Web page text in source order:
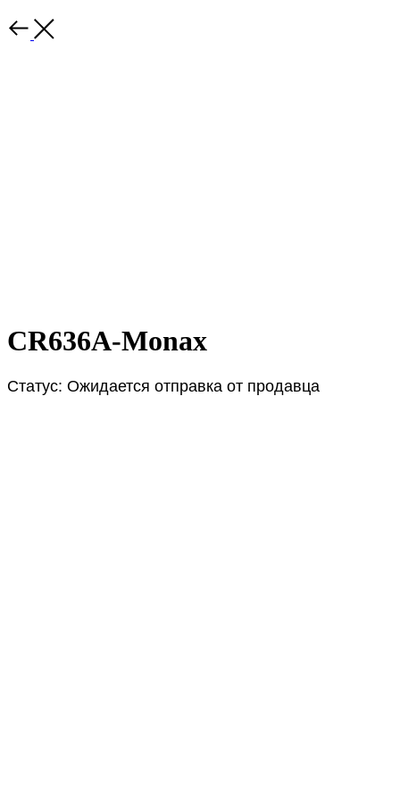
CR636A-Monax
Статус: Ожидается отправка от продавца